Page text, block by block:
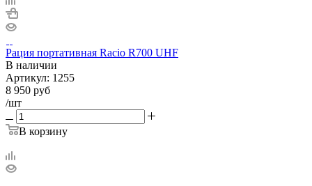
Рация портативная Racio R700 UHF
В наличии
Артикул: 1255
8 950 руб
/шт
В корзину